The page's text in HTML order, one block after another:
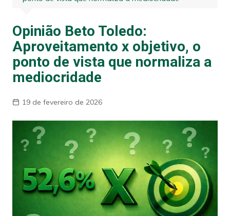
Opinião Beto Toledo:
Aproveitamento x objetivo, o
ponto de vista que normaliza a
mediocridade
19 de fevereiro de 2026